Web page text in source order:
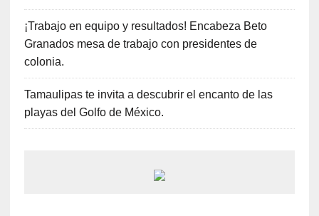
¡Trabajo en equipo y resultados! Encabeza Beto
Granados mesa de trabajo con presidentes de
colonia.
Tamaulipas te invita a descubrir el encanto de las
playas del Golfo de México.